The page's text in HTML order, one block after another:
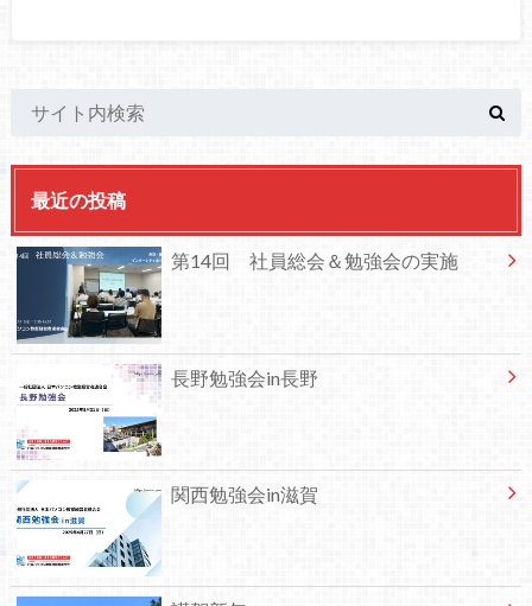
最近の投稿
第14回 社員総会＆勉強会の実施
長野勉強会in長野
関西勉強会in滋賀